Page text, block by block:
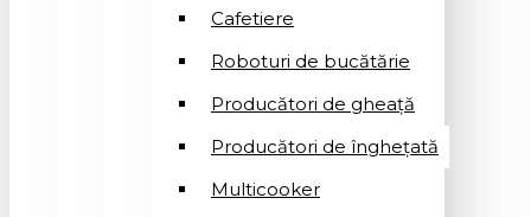
Cafetiere
Roboturi de bucătărie
Producători de gheață
Producători de înghețată
Multicooker